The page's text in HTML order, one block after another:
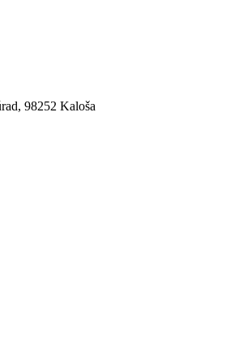
98252 Kaloša